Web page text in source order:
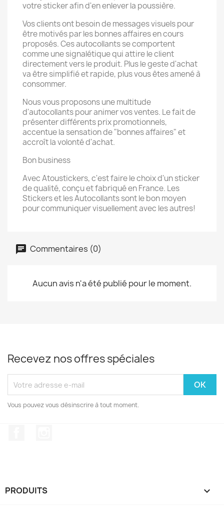
votre sticker afin d'en enlever la poussière.
Vos clients ont besoin de messages visuels pour
être motivés par les bonnes affaires en cours
proposés. Ces autocollants se comportent
comme une signalétique qui attire le client
directement vers le produit. Plus le geste d'achat
va être simplifié et rapide, plus vous êtes amené à
consommer.
Nous vous proposons une multitude
d'autocollants pour animer vos ventes. Le fait de
présenter différents prix promotionnels,
accentue la sensation de "bonnes affaires" et
accroît la volonté d'achat.
Bon business
Avec Atoustickers, c'est faire le choix d'un sticker
de qualité, conçu et fabriqué en France. Les
Stickers et les Autocollants sont le bon moyen
pour communiquer visuellement avec les autres!
Commentaires (0)
Aucun avis n'a été publié pour le moment.
Recevez nos offres spéciales
Vous pouvez vous désinscrire à tout moment.
PRODUITS 